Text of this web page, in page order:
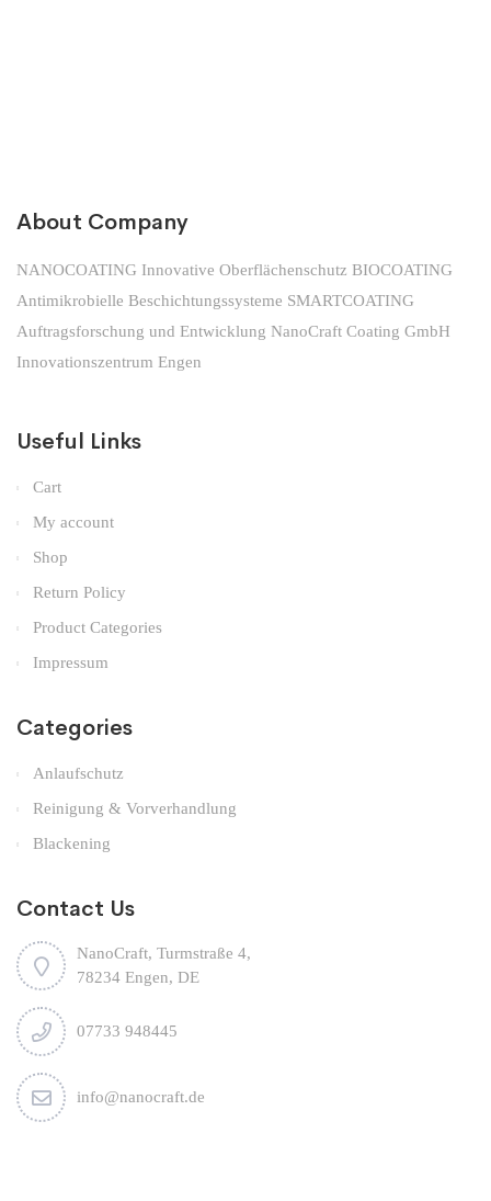
About Company
NANOCOATING Innovative Oberflächenschutz BIOCOATING
Antimikrobielle Beschichtungssysteme SMARTCOATING
Auftragsforschung und Entwicklung NanoCraft Coating GmbH
Innovationszentrum Engen
Useful Links
Cart
My account
Shop
Return Policy
Product Categories
Impressum
Categories
Anlaufschutz
Reinigung & Vorverhandlung
Blackening
Contact Us
NanoCraft, Turmstraße 4,
78234 Engen, DE
07733 948445
info@nanocraft.de